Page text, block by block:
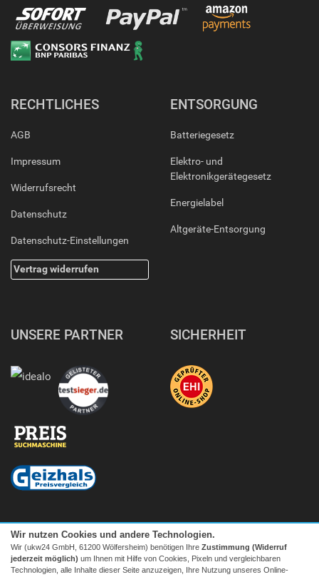
RECHTLICHES
AGB
Impressum
Widerrufsrecht
Datenschutz
Datenschutz-Einstellungen
Vertrag widerrufen
ENTSORGUNG
Batteriegesetz
Elektro- und
Elektronikgerätegesetz
Energielabel
Altgeräte-Entsorgung
UNSERE PARTNER SICHERHEIT
Wir nutzen Cookies und andere Technologien.
Wir (ukw24 GmbH, 61200 Wölfersheim) benötigen Ihre Zustimmung (Widerruf
jederzeit möglich) um Ihnen mit Hilfe von Cookies, Pixeln und vergleichbaren
Technologien, alle Inhalte dieser Seite anzuzeigen, Ihre Nutzung unseres Online-